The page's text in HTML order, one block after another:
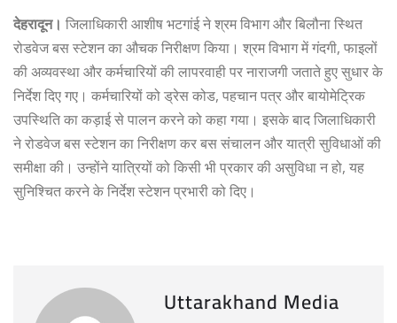
देहरादून। जिलाधिकारी आशीष भटगांई ने श्रम विभाग और बिलौना स्थित
रोडवेज बस स्टेशन का औचक निरीक्षण किया। श्रम विभाग में गंदगी, फाइलों
की अव्यवस्था और कर्मचारियों की लापरवाही पर नाराजगी जताते हुए सुधार के
निर्देश दिए गए। कर्मचारियों को ड्रेस कोड, पहचान पत्र और बायोमेट्रिक
उपस्थिति का कड़ाई से पालन करने को कहा गया। इसके बाद जिलाधिकारी
ने रोडवेज बस स्टेशन का निरीक्षण कर बस संचालन और यात्री सुविधाओं की
समीक्षा की। उन्होंने यात्रियों को किसी भी प्रकार की असुविधा न हो, यह
सुनिश्चित करने के निर्देश स्टेशन प्रभारी को दिए।
Uttarakhand Media